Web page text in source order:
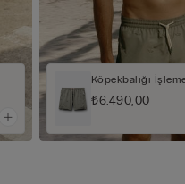
Köpekbalığı
₺6.490,00